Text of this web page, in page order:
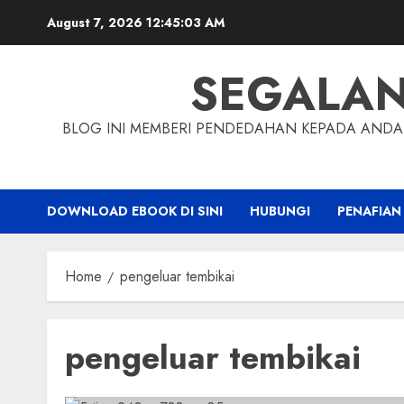
August 7, 2026 12:45:04 AM
BLOG INI MEMBERI PENDEDAHAN KEPADA
DOWNLOAD EBOOK DI SINI HUBUNGI PENAFIAN
Home pengeluar tembikai
pengeluar tembikai